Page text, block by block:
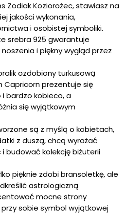
Zodiak Koziorożec, stawiasz na
jakości wykonania,
i osobistej symboliki.
srebra 925 gwarantuje
i piękny wygląd przez
ozdobiony turkusową
Capricorn prezentuje się
bardzo kobieco, a
się wyjątkowym
są z myślą o kobietach,
z duszą, chcą wyrażać
budować kolekcję biżuterii
pięknie zdobi bransoletkę, ale
astrologiczną
mocne strony
sobie symbol wyjątkowej